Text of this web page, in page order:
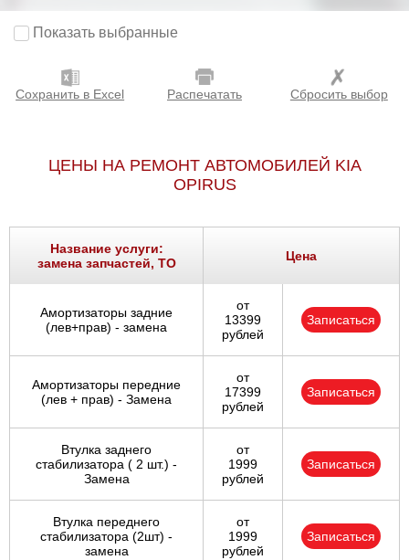
Показать выбранные
Сохранить в Excel Распечатать Сбросить выбор
ЦЕНЫ НА РЕМОНТ АВТОМОБИЛЕЙ KIA
OPIRUS
Название услуги:
замена запчастей, ТО
Цена
Амортизаторы задние
(лев+прав) - замена
от
13399
рублей
Записаться
Амортизаторы передние
(лев + прав) - Замена
от
17399
рублей
Записаться
Втулка заднего
стабилизатора ( 2 шт.) -
Замена
от
1999
рублей
Записаться
Втулка переднего
стабилизатора (2шт) -
замена
от
1999
рублей
Записаться